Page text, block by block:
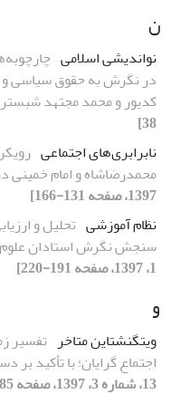
ن
نواندیشی اسلامی
در نگرش به حقوق سیاسی و
کدیور و محمد مجتهد
38]
نابرابری‌های اجتماعی
محمدرضاشاه و امام خمینی
1397، صفحه 131-166]
نظام آموزشی تحلیل و
سنجش نگرش استادان
1، 1397، صفحه 191-220]
و
ویتگنشتاین متاخر تفسیر
اجتماع گرایان؛ با تأکید
13، شماره 3، 1397، صفحه 185-215]